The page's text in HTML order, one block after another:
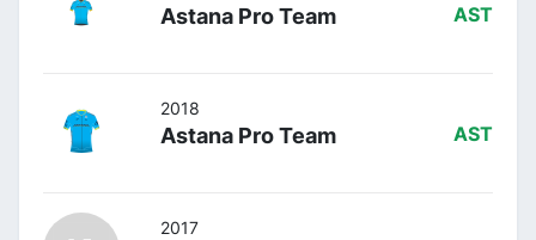
Astana Pro Team AST
2018
Astana Pro Team AST
2017